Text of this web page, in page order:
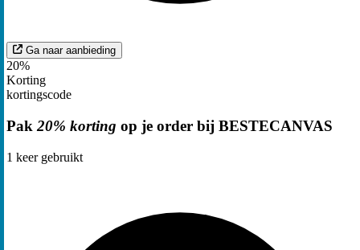
Ga naar aanbieding
20%
Korting
kortingscode
Pak 20% korting op je order bij BESTECANVAS
1 keer gebruikt